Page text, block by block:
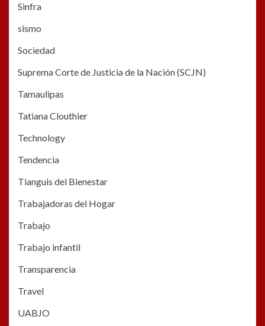
Sinfra
sismo
Sociedad
Suprema Corte de Justicia de la Nación (SCJN)
Tamaulipas
Tatiana Clouthier
Technology
Tendencia
Tianguis del Bienestar
Trabajadoras del Hogar
Trabajo
Trabajo infantil
Transparencia
Travel
UABJO